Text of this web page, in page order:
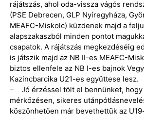
rájátszás, ahol oda-vissza vágós
(PSE Debrecen, GLP Nyíregyháza,
MEAFC-Miskolc) küzdenek majd a
alapszakaszból minden pontot
csapatok. A rájátszás megkezdéséig
is játszik majd az NB II-es MEAFC-
biztos ellenfele az NB I-es bajnok
Kazincbarcika U21-es együttese lesz.
– Jó érzéssel tölt el bennünket,
mérkőzésen, sikeres
köszönhetően már bevethettük az